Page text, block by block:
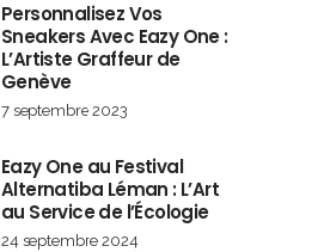
Personnalisez Vos
Sneakers Avec Eazy One :
L’Artiste Graffeur de
Genève
7 septembre 2023
Eazy One au Festival
Alternatiba Léman : L’Art
au Service de l’Écologie
24 septembre 2024